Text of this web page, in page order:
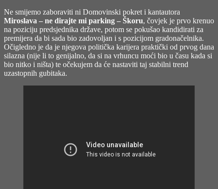
Ne smijemo zaboraviti ni Domovinski pokret i kantautora
Miroslava – ne dirajte mi parking – Škoru, čovjek je prvo krenuo
na poziciju predsjednika države, potom se pokušao kandidirati za
premijera da bi sada bio zadovoljan i s pozicijom gradonačelnika.
Očigledno je da je njegova politička karijera praktički od prvog dana
silazna (nije li to genijalno, da si na vrhuncu moći bio u času kada si
bio nitko i ništa) te očekujem da će nastaviti taj stabilni trend
uzastopnih gubitaka.